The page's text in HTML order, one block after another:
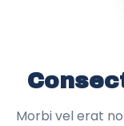
Morbi vel erat